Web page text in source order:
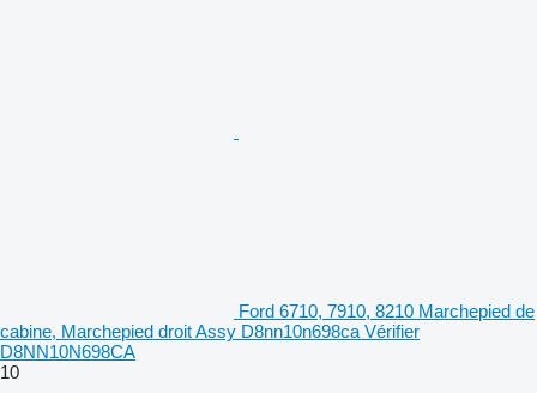
Ford 6710, 7910, 8210 Marchepied de
cabine, Marchepied droit Assy D8nn10n698ca Vérifier
D8NN10N698CA
10